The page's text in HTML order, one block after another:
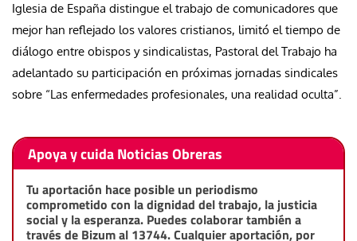
Iglesia de España distingue el trabajo de comunicadores que
mejor han reflejado los valores cristianos, limitó el tiempo de
diálogo entre obispos y sindicalistas, Pastoral del Trabajo ha
adelantado su participación en próximas jornadas sindicales
sobre “Las enfermedades profesionales, una realidad oculta”.
Apoya y cuida Noticias Obreras
Tu aportación hace posible un periodismo
comprometido con la dignidad del trabajo, la justicia
social y la esperanza. Puedes colaborar también a
través de Bizum al 13744. Cualquier aportación, por